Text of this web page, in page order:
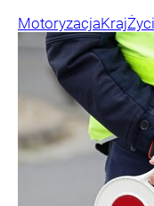
MotoryzacjaKraj